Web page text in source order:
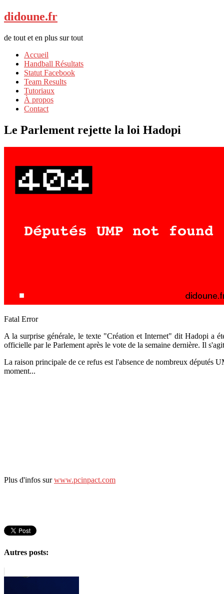
didoune.fr
de tout et en plus sur tout
Accueil
Handball Résultats
Statut Facebook
Team Results
Tutoriaux
À propos
Contact
Le Parlement rejette la loi Hadopi
Fatal Error
A la surprise générale, le texte "Création et Internet" dit Hadopi a
officielle par le Parlement après le vote de la semaine dernière. Il
La raison principale de ce refus est l'absence de nombreux députés
moment...
Plus d'infos surwww.pcinpact.com
Autres posts: